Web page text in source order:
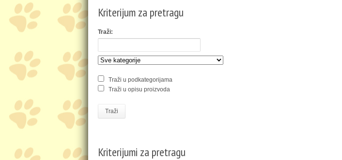
Kriterijum za pretragu
Traži:
Traži u podkategorijama
Traži u opisu proizvoda
Traži
Kriterijumi za pretragu